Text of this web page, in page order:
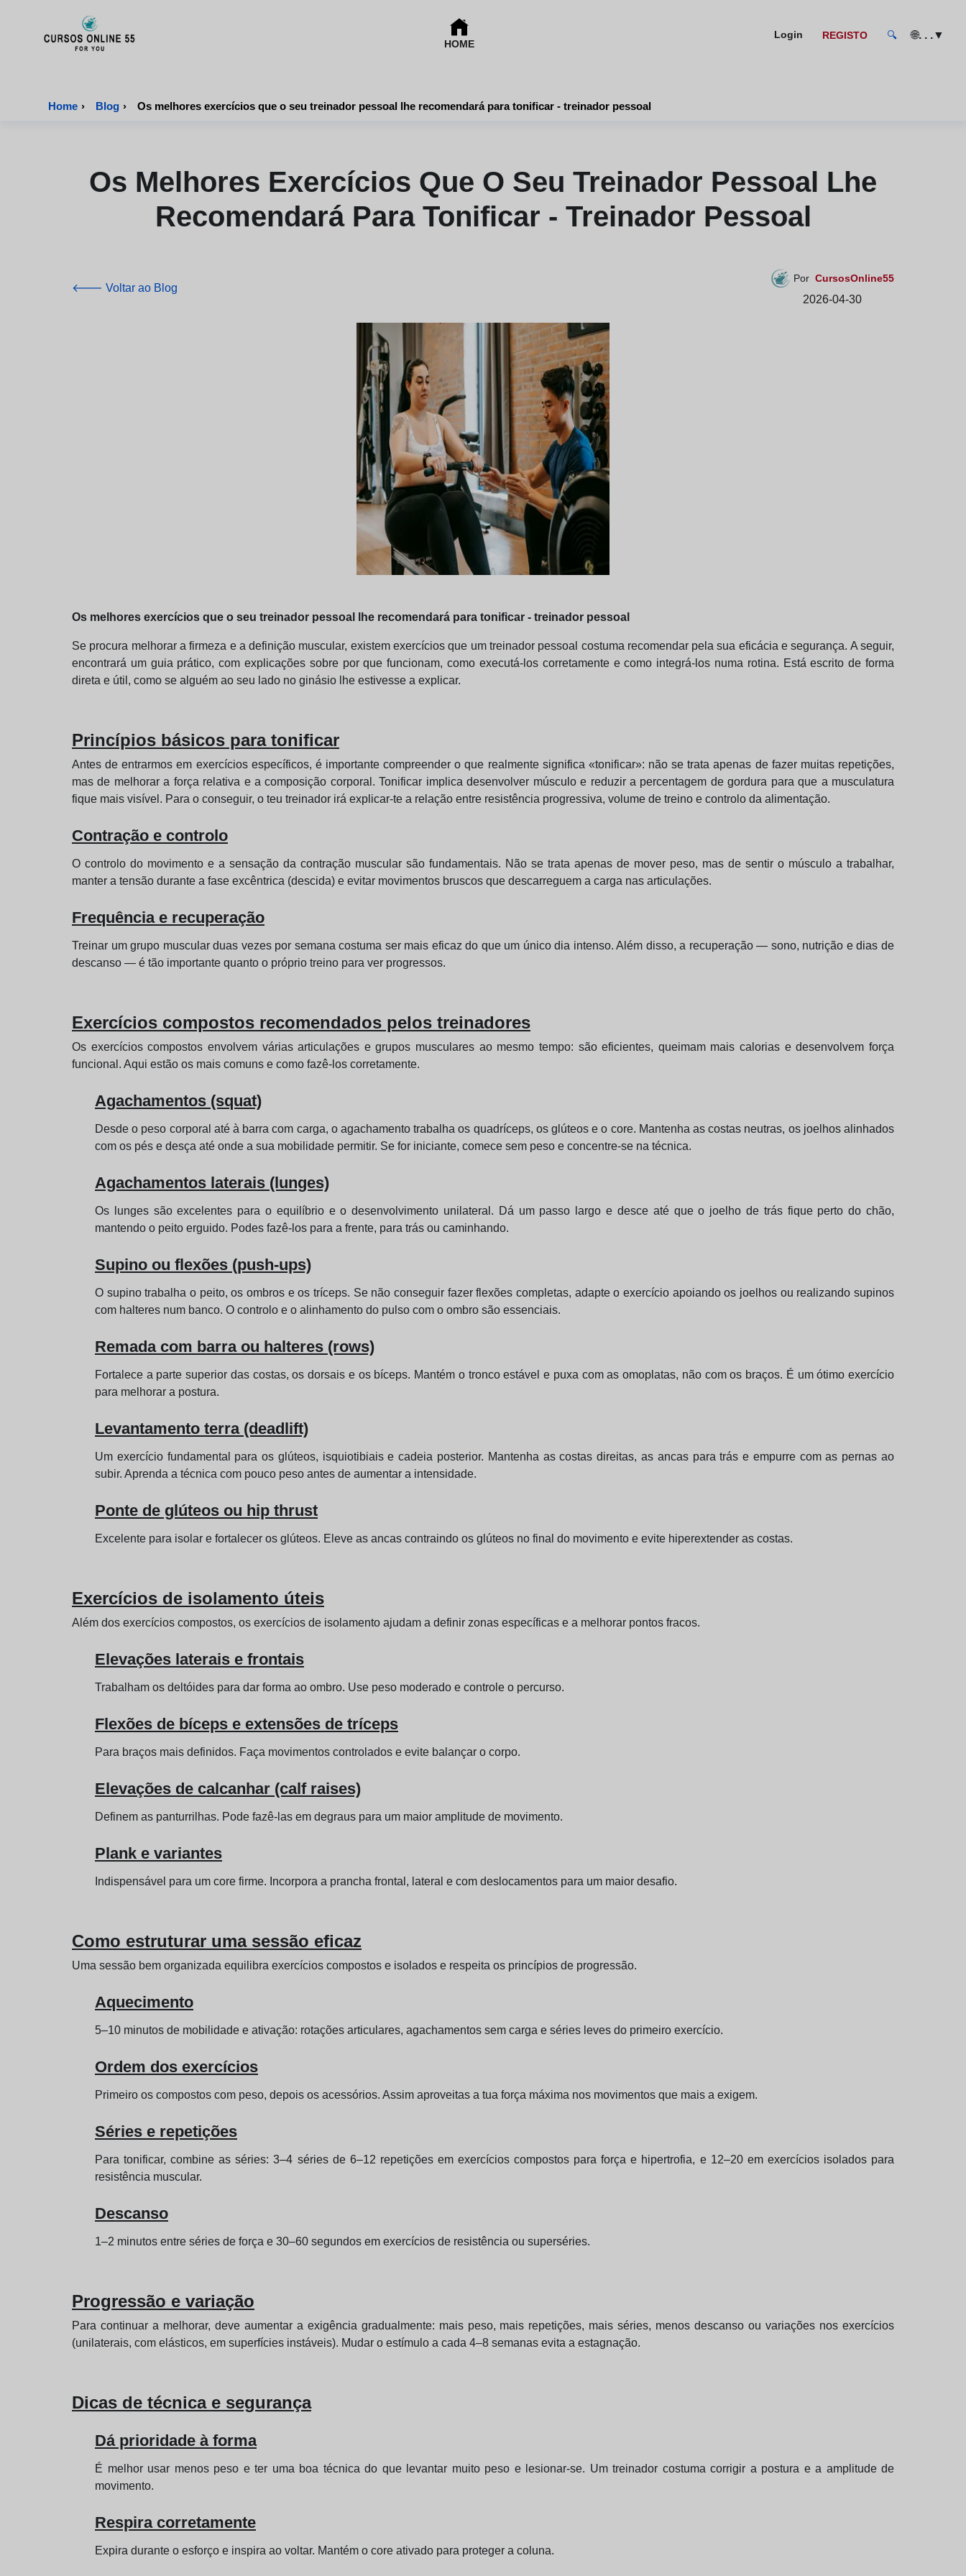
HOME
Login REGISTO 🔍 🌐. . .▼
Home › Blog › Os melhores exercícios que o seu treinador pessoal lhe recomendará para tonificar - treinador pessoal
Os Melhores Exercícios Que O Seu Treinador Pessoal Lhe
Recomendará Para Tonificar - Treinador Pessoal
🡐 Voltar ao Blog
Por CursosOnline55
2026-04-30
Os melhores exercícios que o seu treinador pessoal lhe recomendará para tonificar - treinador pessoal
Se procura melhorar a firmeza e a definição muscular, existem exercícios que um treinador pessoal costuma recomendar pela sua eficácia e segurança. A seguir,
encontrará um guia prático, com explicações sobre por que funcionam, como executá-los corretamente e como integrá-los numa rotina. Está escrito de forma
direta e útil, como se alguém ao seu lado no ginásio lhe estivesse a explicar.
Princípios básicos para tonificar
Antes de entrarmos em exercícios específicos, é importante compreender o que realmente significa «tonificar»: não se trata apenas de fazer muitas repetições,
mas de melhorar a força relativa e a composição corporal. Tonificar implica desenvolver músculo e reduzir a percentagem de gordura para que a musculatura
fique mais visível. Para o conseguir, o teu treinador irá explicar-te a relação entre resistência progressiva, volume de treino e controlo da alimentação.
Contração e controlo
O controlo do movimento e a sensação da contração muscular são fundamentais. Não se trata apenas de mover peso, mas de sentir o músculo a trabalhar,
manter a tensão durante a fase excêntrica (descida) e evitar movimentos bruscos que descarreguem a carga nas articulações.
Frequência e recuperação
Treinar um grupo muscular duas vezes por semana costuma ser mais eficaz do que um único dia intenso. Além disso, a recuperação — sono, nutrição e dias de
descanso — é tão importante quanto o próprio treino para ver progressos.
Exercícios compostos recomendados pelos treinadores
Os exercícios compostos envolvem várias articulações e grupos musculares ao mesmo tempo: são eficientes, queimam mais calorias e desenvolvem força
funcional. Aqui estão os mais comuns e como fazê-los corretamente.
Agachamentos (squat)
Desde o peso corporal até à barra com carga, o agachamento trabalha os quadríceps, os glúteos e o core. Mantenha as costas neutras, os joelhos alinhados
com os pés e desça até onde a sua mobilidade permitir. Se for iniciante, comece sem peso e concentre-se na técnica.
Agachamentos laterais (lunges)
Os lunges são excelentes para o equilíbrio e o desenvolvimento unilateral. Dá um passo largo e desce até que o joelho de trás fique perto do chão,
mantendo o peito erguido. Podes fazê-los para a frente, para trás ou caminhando.
Supino ou flexões (push-ups)
O supino trabalha o peito, os ombros e os tríceps. Se não conseguir fazer flexões completas, adapte o exercício apoiando os joelhos ou realizando supinos
com halteres num banco. O controlo e o alinhamento do pulso com o ombro são essenciais.
Remada com barra ou halteres (rows)
Fortalece a parte superior das costas, os dorsais e os bíceps. Mantém o tronco estável e puxa com as omoplatas, não com os braços. É um ótimo exercício
para melhorar a postura.
Levantamento terra (deadlift)
Um exercício fundamental para os glúteos, isquiotibiais e cadeia posterior. Mantenha as costas direitas, as ancas para trás e empurre com as pernas ao
subir. Aprenda a técnica com pouco peso antes de aumentar a intensidade.
Ponte de glúteos ou hip thrust
Excelente para isolar e fortalecer os glúteos. Eleve as ancas contraindo os glúteos no final do movimento e evite hiperextender as costas.
Exercícios de isolamento úteis
Além dos exercícios compostos, os exercícios de isolamento ajudam a definir zonas específicas e a melhorar pontos fracos.
Elevações laterais e frontais
Trabalham os deltóides para dar forma ao ombro. Use peso moderado e controle o percurso.
Flexões de bíceps e extensões de tríceps
Para braços mais definidos. Faça movimentos controlados e evite balançar o corpo.
Elevações de calcanhar (calf raises)
Definem as panturrilhas. Pode fazê-las em degraus para um maior amplitude de movimento.
Plank e variantes
Indispensável para um core firme. Incorpora a prancha frontal, lateral e com deslocamentos para um maior desafio.
Como estruturar uma sessão eficaz
Uma sessão bem organizada equilibra exercícios compostos e isolados e respeita os princípios de progressão.
Aquecimento
5–10 minutos de mobilidade e ativação: rotações articulares, agachamentos sem carga e séries leves do primeiro exercício.
Ordem dos exercícios
Primeiro os compostos com peso, depois os acessórios. Assim aproveitas a tua força máxima nos movimentos que mais a exigem.
Séries e repetições
Para tonificar, combine as séries: 3–4 séries de 6–12 repetições em exercícios compostos para força e hipertrofia, e 12–20 em exercícios isolados para
resistência muscular.
Descanso
1–2 minutos entre séries de força e 30–60 segundos em exercícios de resistência ou superséries.
Progressão e variação
Para continuar a melhorar, deve aumentar a exigência gradualmente: mais peso, mais repetições, mais séries, menos descanso ou variações nos exercícios
(unilaterais, com elásticos, em superfícies instáveis). Mudar o estímulo a cada 4–8 semanas evita a estagnação.
Dicas de técnica e segurança
Dá prioridade à forma
É melhor usar menos peso e ter uma boa técnica do que levantar muito peso e lesionar-se. Um treinador costuma corrigir a postura e a amplitude de
movimento.
Respira corretamente
Expira durante o esforço e inspira ao voltar. Mantém o core ativado para proteger a coluna.